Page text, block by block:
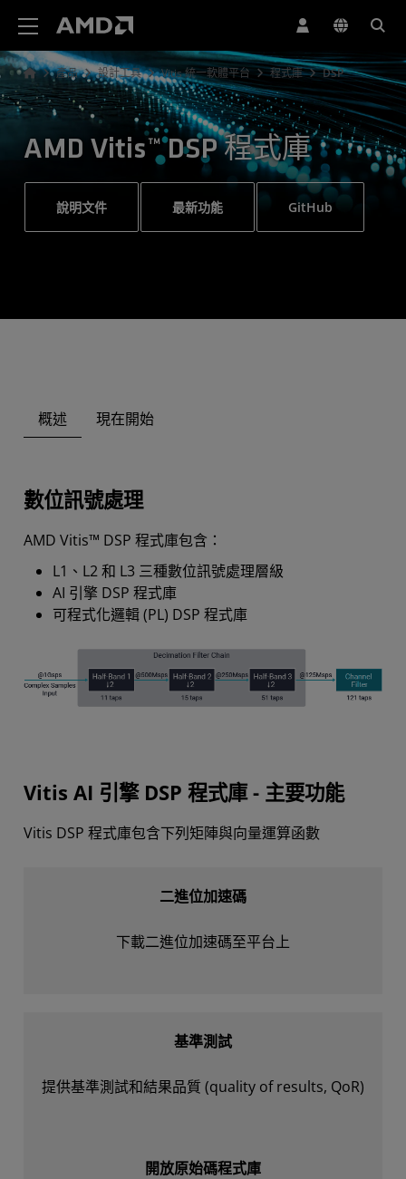
產品 設計工具 Vitis 統一軟體平台 程式庫 DSP
AMD Vitis™ DSP 程式庫
說明文件 最新功能 GitHub
概述 現在開始
數位訊號處理
AMD Vitis™ DSP 程式庫包含：
L1、L2 和 L3 三種數位訊號處理層級
AI 引擎 DSP 程式庫
可程式化邏輯 (PL) DSP 程式庫
Vitis AI 引擎 DSP 程式庫 - 主要功能
Vitis DSP 程式庫包含下列矩陣與向量運算函數
二進位加速碼
下載二進位加速碼至平台上
基準測試
提供基準測試和結果品質 (quality of results, QoR)
開放原始碼程式庫